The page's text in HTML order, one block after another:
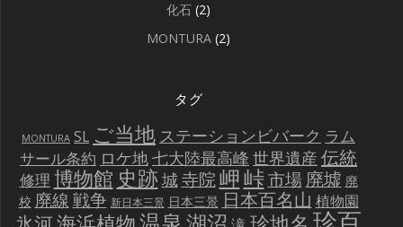
化石 (2)
MONTURA (2)
タグ
MONTURA SL ご当地 ステーションビバーク ラム
サール条約 ロケ地七大陸最高峰 世界遺産 伝統
修理 博物館 史跡城寺院岬峠市場 廃墟 廃
校 廃線戦争 新日本三景 日本三景 日本百名山 植物園